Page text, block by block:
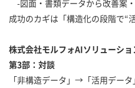
-図面・書類データから改善案
成功のカギは「構造化の段階で“
株式会社モルフォAIソリューシ
第3部：対談
「非構造データ」→「活用デー